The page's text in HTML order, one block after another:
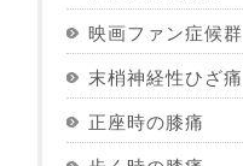
映画ファン症候群
末梢神経性ひざ痛
正座時の膝痛